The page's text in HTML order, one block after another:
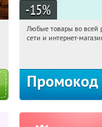
-15%
09:39:34
Любые товары во всей
сети и интернет-
Промокод